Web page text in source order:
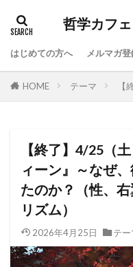
哲学カフ
はじめての方へ メルマガ
HOME テーマ
【終了】4/25（
ィーン』～なぜ
たのか？（性、
リズム）
2026年4月25日 テー